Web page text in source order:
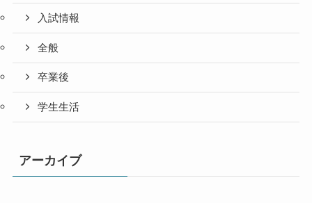
入試情報
全般
卒業後
学生生活
アーカイブ